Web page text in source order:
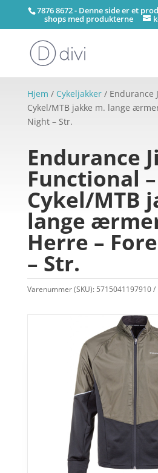
7876 8672 - Denne side er et
shops med produkterne
Hjem / Cykeljakker/ Endurance
Cykel/MTB jakke m. lange
Night – Str.
Endurance
Functional –
Cykel/MTB
lange
Herre –
– Str.
Varenummer (SKU): 5715041197910